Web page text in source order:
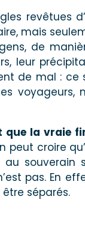
revêtues
mais
de
leur
de mal : ce
voyageurs,
que la vraie
peut croire
souverain
pas. En
séparés.